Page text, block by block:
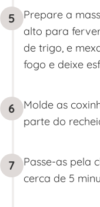
5
Prepare a
alto para
de trigo, e
fogo e deixe
6
Molde as
parte do
7
Passe-as pela
cerca de 5